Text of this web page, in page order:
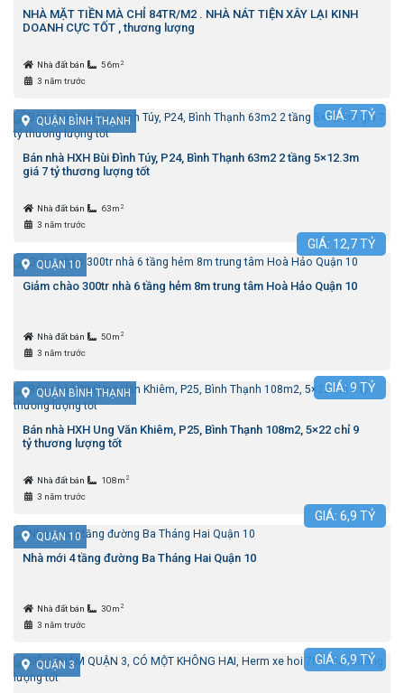
NHÀ MẶT TIỀN MÀ CHỈ 84TR/M2 . NHÀ NÁT TIỆN XÂY LẠI KINH
DOANH CỰC TỐT , thương lượng
Nhà đất bán 56m 2
3 năm trước
QUẬN BÌNH THẠNH GIÁ:7TỶ
Bán nhà HXH Bùi Đình Túy, P24, Bình Thạnh 63m2 2 tầng 5×12.3m
giá 7 tỷ thương lượng tốt
Nhà đất bán 63m 2
3 năm trước
QUẬN 10
GIÁ: 12,7TỶ
Giảm chào 300tr nhà 6 tầng hẻm 8m trung tâm Hoà Hảo Quận 10
Nhà đất bán 50m 2
3 năm trước
QUẬN BÌNH THẠNH GIÁ:9 TỶ
Bán nhà HXH Ung Văn Khiêm, P25, Bình Thạnh 108m2, 5×22 chỉ 9
tỷ thương lượng tốt
Nhà đất bán 108m 2
3 năm trước
QUẬN 10
GIÁ: 6,9 TỶ
Nhà mới 4 tầng đường Ba Tháng Hai Quận 10
Nhà đất bán 30m 2
3 năm trước
QUẬN 3 GIÁ: 6,9 TỶ